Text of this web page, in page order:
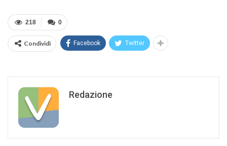
0
218
Condividi Facebook Twitter
Redazione